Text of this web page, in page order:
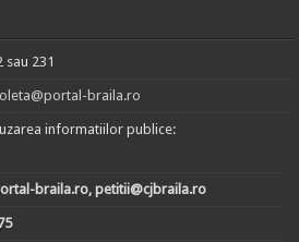
sau 231
braila.ro
informatiilor publice:
braila.ro, petitii@cjbraila.ro